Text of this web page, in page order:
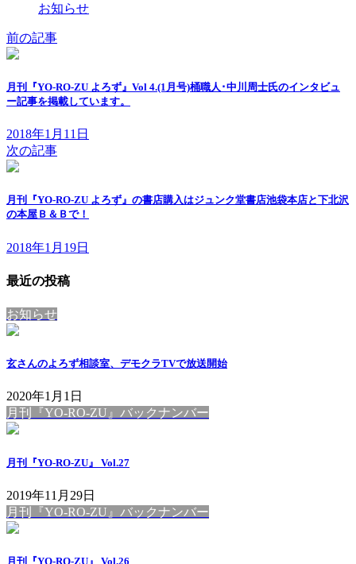
お知らせ
前の記事
月刊『YO-RO-ZU よろず』Vol 4.(1月号)桶職人･中川周士氏のインタビュ
ー記事を掲載しています。
2018年1月11日
次の記事
月刊『YO-RO-ZU よろず』の書店購入はジュンク堂書店池袋本店と下北沢
の本屋Ｂ＆Ｂで！
2018年1月19日
最近の投稿
お知らせ
玄さんのよろず相談室、デモクラTVで放送開始
2020年1月1日
月刊『YO-RO-ZU』バックナンバー
月刊『YO-RO-ZU』 Vol.27
2019年11月29日
月刊『YO-RO-ZU』バックナンバー
月刊『YO-RO-ZU』 Vol.26